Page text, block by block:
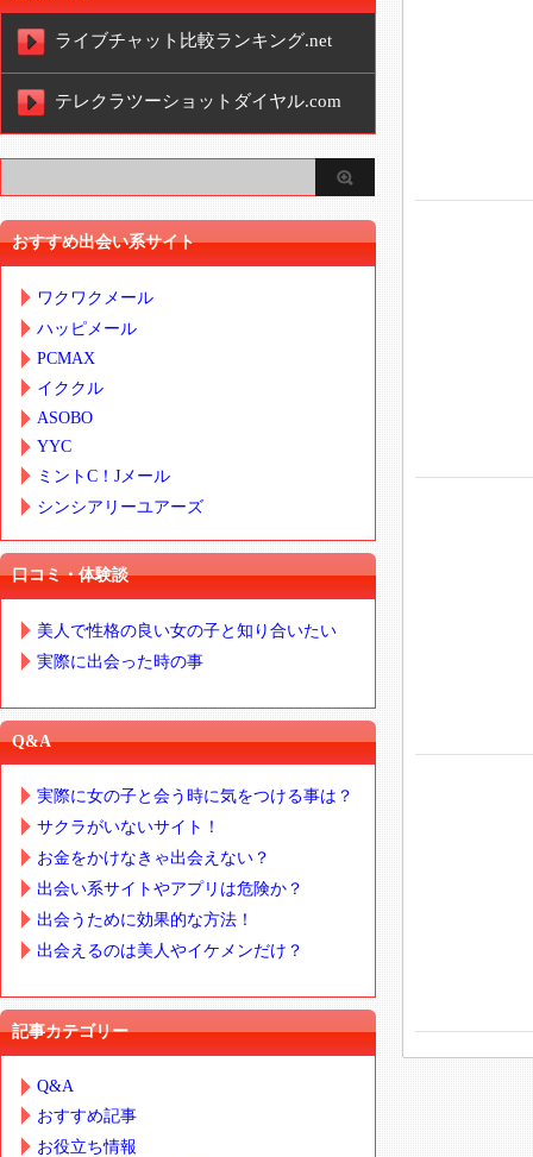
ライブチャット比較ランキング.net
テレクラツーショットダイヤル.com
おすすめ出会い系サイト
ワクワクメール
ハッピメール
PCMAX
イククル
ASOBO
YYC
ミントC！Jメール
シンシアリーユアーズ
口コミ・体験談
美人で性格の良い女の子と知り合いたい
実際に出会った時の事
Q&A
実際に女の子と会う時に気をつける事は？
サクラがいないサイト！
お金をかけなきゃ出会えない？
出会い系サイトやアプリは危険か？
出会うために効果的な方法！
出会えるのは美人やイケメンだけ？
記事カテゴリー
Q&A
おすすめ記事
お役立ち情報